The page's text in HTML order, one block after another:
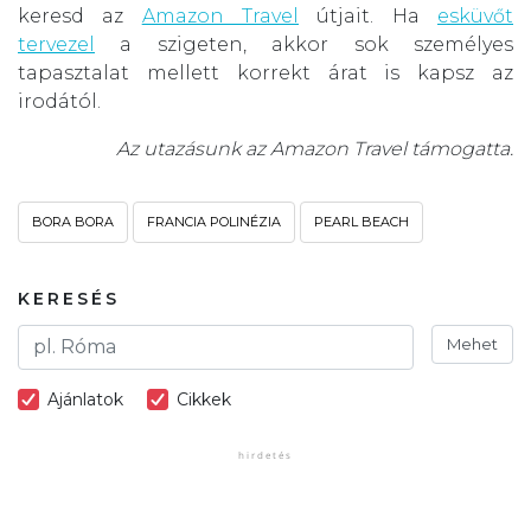
keresd az Amazon Travel útjait. Ha esküvőt
tervezel
a szigeten, akkor sok személyes
tapasztalat mellett korrekt árat is kapsz az
irodától.
Az utazásunk az Amazon Travel támogatta.
BORA BORA FRANCIA POLINÉZIA PEARL BEACH
KERESÉS
Mehet
Ajánlatok Cikkek